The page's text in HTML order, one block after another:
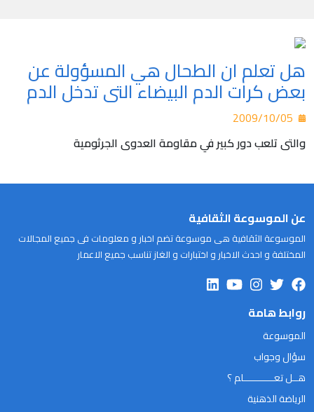
هل تعلم ان الطحال هي المسؤولة عن
بعض كرات الدم البيضاء التى تدخل الدم
والتى تلعب دور كبير في مقاومة العدوى الجرثومية
عن الموسوعة الثقافية
الموسوعة الثقافية هى موسوعة تضم اخبار و معلومات فى جميع المجالات
المختلفة و احدث الاخبار و اختبارات و الغاز تناسب جميع الاعمار
روابط هامة
الموسوعة
سؤال وجواب
هــل تعـــــــــــلم ؟
الرياضة الذهنية